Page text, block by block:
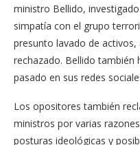
ministro Bellido,
simpatía con el grupo
presunto lavado de
rechazado. Bellido también
pasado en sus redes
Los opositores también
ministros por varias
posturas ideológicas y